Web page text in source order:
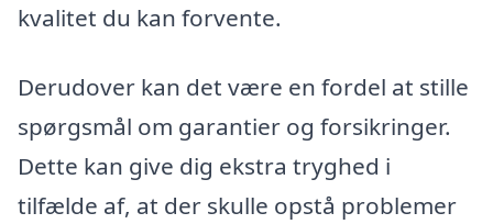
kvalitet du kan forvente.
Derudover kan det være en fordel at stille
spørgsmål om garantier og forsikringer.
Dette kan give dig ekstra tryghed i
tilfælde af, at der skulle opstå problemer